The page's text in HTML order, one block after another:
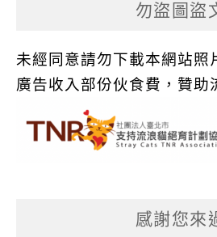
勿盜圖盜
未經同意請勿下載本網站照
廣告收入部份伙食費，贊助
感謝您來